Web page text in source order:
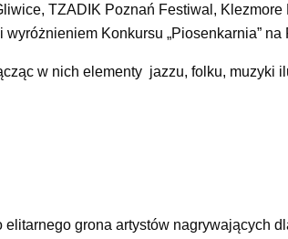
TZADIK Poznań Festiwal,
Konkursu „Piosenkarnia”
w nich elementy jazzu, folku, muzyki
elitarnego grona artystów nagrywających